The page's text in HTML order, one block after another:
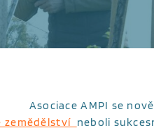
Asociace AMPI se
zemědělství neboli